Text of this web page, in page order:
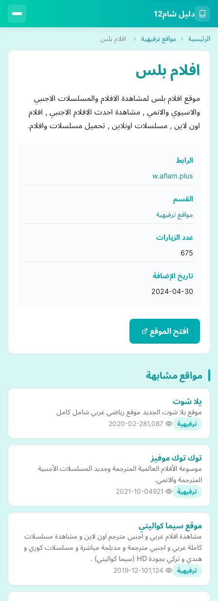
دليل شام12
الرئيسية › مواقع ترفيهية › افلام بلس
افلام بلس
موقع افلام بلس لمشاهدة الافلام والمسلسلات الاجنبي
والاسيوي والانمي , مشاهدة احدث الافلام الاجنبي , افلام
اون لاين , مسلسلات اونلاين , تحميل مسلسلات وافلام.
الرابط
w.aflam.plus
القسم
مواقع ترفيهية
عدد الزيارات
675
تاريخ الإضافة
2024-04-30
افتح الموقع
مواقع مشابهة
يلا شوت
موقع يلا شوت الجديد موقع رياضي عربي شامل كامل
ترفيهية 2020-02-28
توك توك موفيز
موسوعة الأفلام العالمية المترجمة وجديد المسلسلات الأجنبية
المترجمة والانمي.
ترفيهية 2021-10-04
موقع سيما كواليتي
مشاهدة افلام عربي و اجنبي مترجم اون لاين و مشاهدة مسلسلات
كاملة عربي و اجنبي مترجمة و مدبلجة مباشرة و مسلسلات كوري و
هندي و تركي بجودة HD (سيما كواليتي) .
ترفيهية 2019-12-10